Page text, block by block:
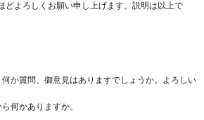
どよろしくお願い申し上げます。説明は以上で
か質問、御意見はありますでしょうか。よろしい
何かありますか。